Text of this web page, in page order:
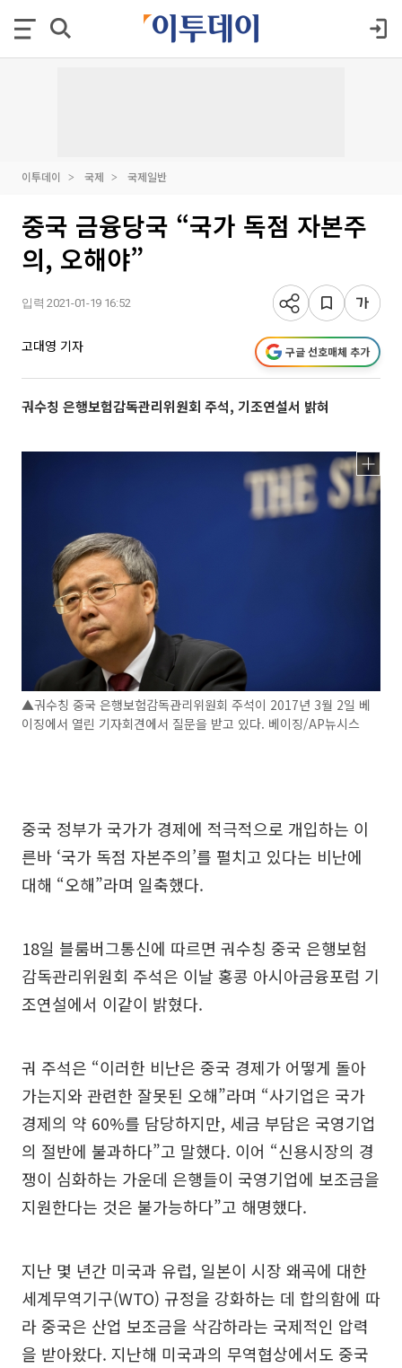
이투데이 국제 국제일반
중국 금융당국 “국가 독점 자본주
의, 오해야”
입력 2021-01-19 16:52
고대영 기자 구글 선호매체 추가
궈수칭 은행보험감독관리위원회 주석, 기조연설서 밝혀
▲궈수칭 중국 은행보험감독관리위원회 주석이 2017년 3월 2일 베
이징에서 열린 기자회견에서 질문을 받고 있다. 베이징/AP뉴시스
중국 정부가 국가가 경제에 적극적으로 개입하는 이
른바 ‘국가 독점 자본주의’를 펼치고 있다는 비난에
대해 “오해”라며 일축했다.
18일 블룸버그통신에 따르면 궈수칭 중국 은행보험
감독관리위원회 주석은 이날 홍콩 아시아금융포럼 기
조연설에서 이같이 밝혔다.
궈 주석은 “이러한 비난은 중국 경제가 어떻게 돌아
가는지와 관련한 잘못된 오해”라며 “사기업은 국가
경제의 약 60%를 담당하지만, 세금 부담은 국영기업
의 절반에 불과하다”고 말했다. 이어 “신용시장의 경
쟁이 심화하는 가운데 은행들이 국영기업에 보조금을
지원한다는 것은 불가능하다”고 해명했다.
지난 몇 년간 미국과 유럽, 일본이 시장 왜곡에 대한
세계무역기구(WTO) 규정을 강화하는 데 합의함에 따
라 중국은 산업 보조금을 삭감하라는 국제적인 압력
을 받아왔다. 지난해 미국과의 무역협상에서도 중국